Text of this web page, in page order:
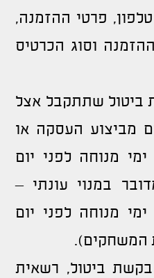
פרטי ההזמנה,
וסוג הכרטיס
ביטול שתתקבל אצל
בחלוף 14 ימים מביצוע העסקה או
מנוחה לפני יום
במנוי עונתי –
מנוחה לפני יום
המשחקים).
בקשת ביטול, רשאית